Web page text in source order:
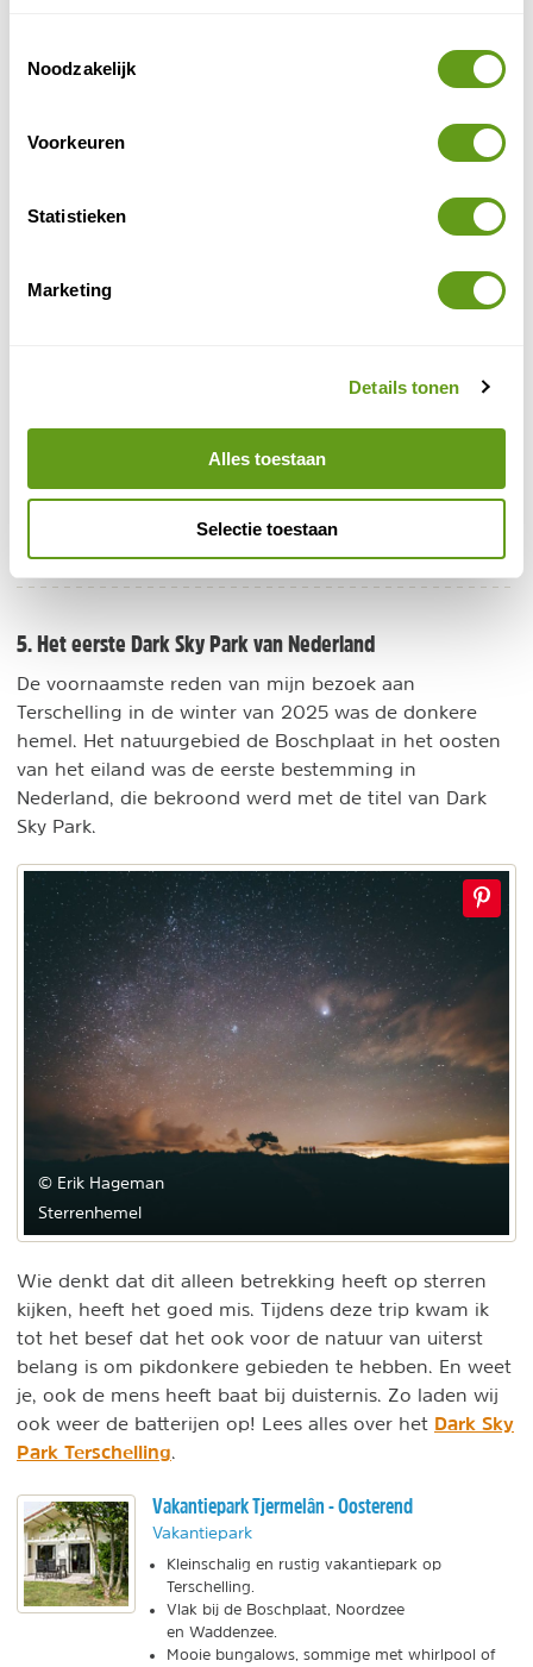
Noodzakelijk
Voorkeuren
Statistieken
Marketing
Details tonen
Alles toestaan
Selectie toestaan
Een hele toffe en memorabele tour! Lees meer over
De Parel - Appartement met sauna
9 minuten lopen van het Groene Strand
Goede uitvalsbasis voor varen, wandelen en
BEKIJK
5. Het eerste Dark Sky Park van Nederland
De voornaamste reden van mijn bezoek aan
Terschelling in de winter van 2025 was de donkere
hemel. Het natuurgebied de Boschplaat in het oosten
van het eiland was de eerste bestemming in
Nederland, die bekroond werd met de titel van Dark
Sky Park.
© Erik Hageman
Sterrenhemel
Wie denkt dat dit alleen betrekking heeft op sterren
kijken, heeft het goed mis. Tijdens deze trip kwam ik
tot het besef dat het ook voor de natuur van uiterst
belang is om pikdonkere gebieden te hebben. En weet
je, ook de mens heeft baat bij duisternis. Zo laden wij
ook weer de batterijen op! Lees alles over het Dark Sky
Park Terschelling
Vakantiepark Tjermelân - Oosterend
Vakantiepark
Kleinschalig en rustig vakantiepark op
Terschelling.
Vlak bij de Boschplaat, Noordzee
en Waddenzee.
Mooie bungalows, sommige met whirlpool of